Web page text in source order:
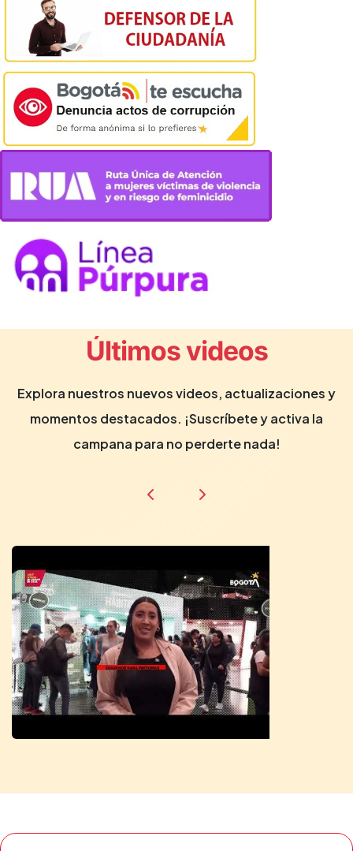
Últimos videos
Explora nuestros nuevos videos, actualizaciones y
momentos destacados. ¡Suscríbete y activa la
campana para no perderte nada!